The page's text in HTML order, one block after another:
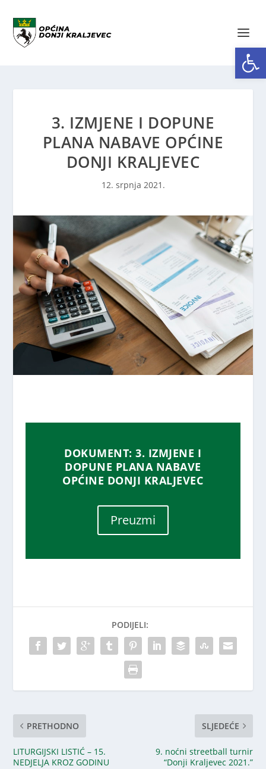
Open toolbar
3. IZMJENE I DOPUNE
PLANA NABAVE OPĆINE
DONJI KRALJEVEC
12. srpnja 2021.
DOKUMENT: 3. IZMJENE I
DOPUNE PLANA NABAVE
OPĆINE DONJI KRALJEVEC
Preuzmi
PODIJELI:
PRETHODNO
LITURGIJSKI LISTIĆ – 15.
NEDJELJA KROZ GODINU
SLJEDEĆE
9. noćni streetball turnir
“Donji Kraljevec 2021.”